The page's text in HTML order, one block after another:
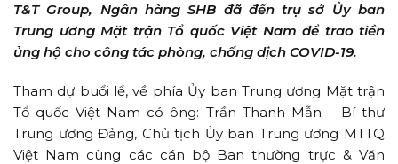
T&T Group, Ngân hàng SHB đã đến trụ sở Ủy ban
Trung ương Mặt trận Tổ quốc Việt Nam để trao tiền
ủng hộ cho công tác phòng, chống dịch COVID-19.
Tham dự buổi lể, về phía Ủy ban Trung ương Mặt trận
Tổ quốc Việt Nam có ông: Trần Thanh Mẫn – Bí thư
Trung ương Đảng, Chủ tịch Ủy ban Trung ương MTTQ
Việt Nam cùng các cán bộ Ban thường trực & Văn